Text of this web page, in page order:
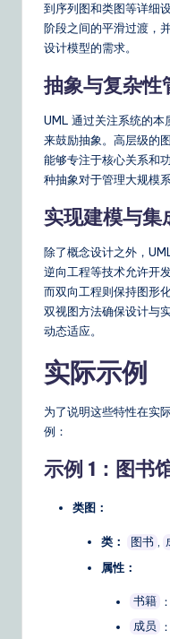
到序列图和类图等详细
阶段之间的平滑过渡，
设计模型的需求。
抽象与复杂性
UML 通过关注系统的本
来鼓励抽象。高层级的
能够专注于核心关系和
种抽象对于管理大规模
实现建模与集
除了概念设计之外，
逆向工程等技术允许开
而双向工程则保持图形
双视图方法确保设计与
动态适应。
实际示例
为了说明这些特性在实
例：
示例 1：图书
类图：
类： 图书 ,
属性：
书籍
成员